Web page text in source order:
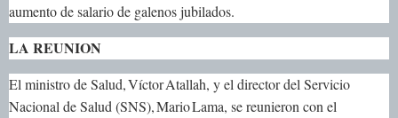
aumento de salario de galenos jubilados.
LA REUNION
El ministro de Salud, Víctor Atallah, y el director del Servicio
Nacional de Salud (SNS), Mario Lama, se reunieron con el